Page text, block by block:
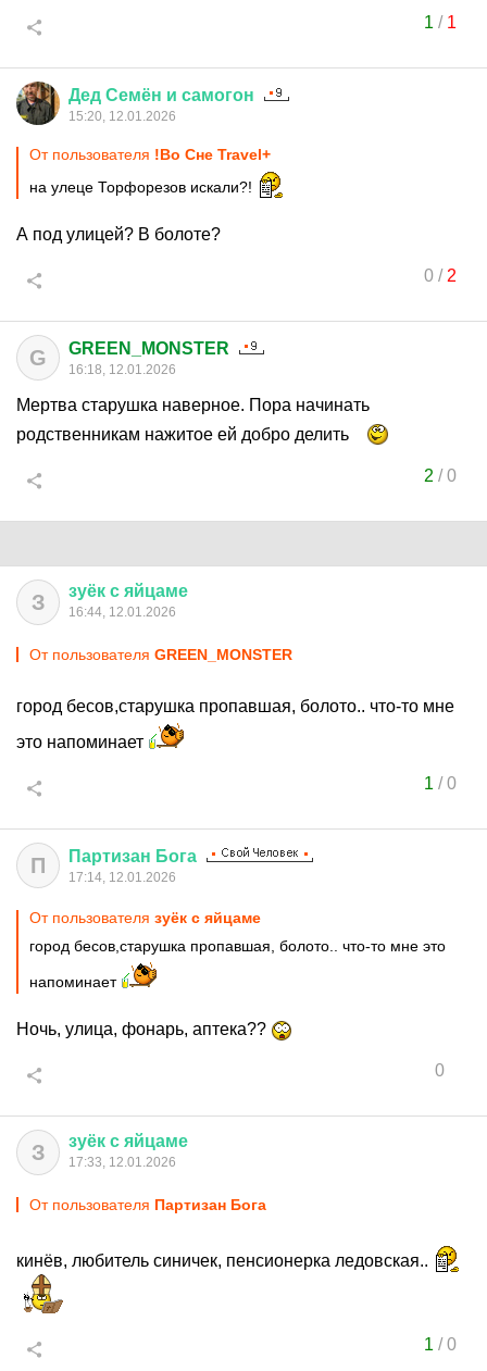
1 / 1
Дед Семён и самогон
15:20, 12.01.2026
От пользователя !Во Сне Travel+
на улеце Торфорезов искали?!
А под улицей? В болоте?
0/ 2
G GREEN_MONSTER
16:18, 12.01.2026
Мертва старушка наверное. Пора начинать
родственникам нажитое ей добро делить
2 /0
З зуёк с яйцаме
16:44, 12.01.2026
От пользователя GREEN_MONSTER
город бесов,старушка пропавшая, болото.. что-то мне
это напоминает
1 /0
П Партизан Бога
17:14, 12.01.2026
От пользователя зуёк с яйцаме
город бесов,старушка пропавшая, болото.. что-то мне это
напоминает
Ночь, улица, фонарь, аптека??
0
З зуёк с яйцаме
17:33, 12.01.2026
От пользователя Партизан Бога
кинёв, любитель синичек, пенсионерка ледовская..
1 /0